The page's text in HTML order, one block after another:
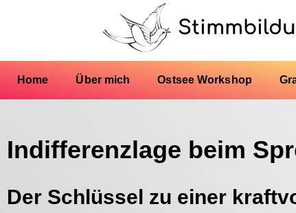
Home Über mich Ostsee Workshop
Indifferenzlage beim
Der Schlüssel zu einer